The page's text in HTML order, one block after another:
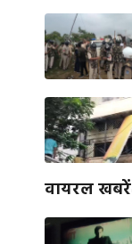
वायरल खबरें